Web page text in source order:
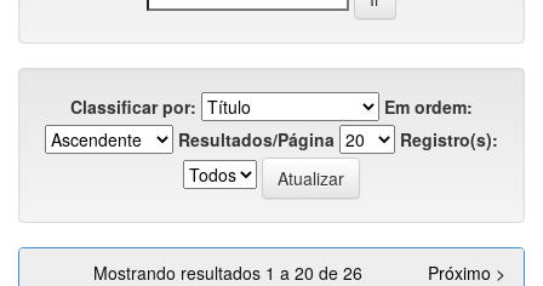
Classificar por:
Em ordem:
Resultados/Página
Registro(s):
Mostrando resultados 1 a 20 de 26
Próximo >